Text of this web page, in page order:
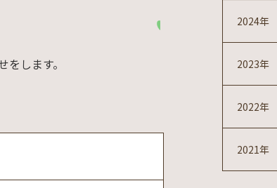
します。
2024年
2023年
2022年
2021年